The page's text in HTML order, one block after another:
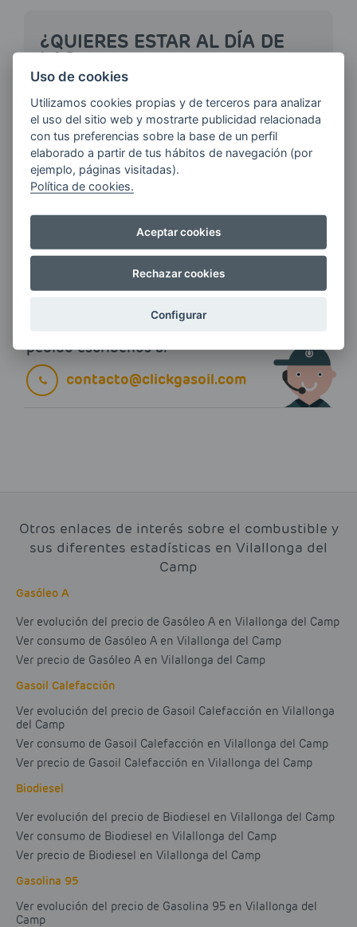
¿QUIERES ESTAR AL DÍA DE
LAS
ÚLTIMAS NOVEDADES?
E-MAIL
Más información
Si tienes alguna duda durante el
pedido escríbenos a:
contacto@clickgasoil.com
Otros enlaces de interés sobre el combustible y
sus diferentes estadísticas en Vilallonga del
Camp
Gasóleo A
Ver evolución del precio de Gasóleo A en Vilallonga del Camp
Ver consumo de Gasóleo A en Vilallonga del Camp
Ver precio de Gasóleo A en Vilallonga del Camp
Gasoil Calefacción
Ver evolución del precio de Gasoil Calefacción en Vilallonga
del Camp
Ver consumo de Gasoil Calefacción en Vilallonga del Camp
Ver precio de Gasoil Calefacción en Vilallonga del Camp
Biodiesel
Ver evolución del precio de Biodiesel en Vilallonga del Camp
Ver consumo de Biodiesel en Vilallonga del Camp
Ver precio de Biodiesel en Vilallonga del Camp
Gasolina 95
Ver evolución del precio de Gasolina 95 en Vilallonga del
Camp
Uso de cookies
Utilizamos cookies propias y de terceros para analizar
el uso del sitio web y mostrarte publicidad relacionada
con tus preferencias sobre la base de un perfil
elaborado a partir de tus hábitos de navegación (por
ejemplo, páginas visitadas).
Política de cookies.
Aceptar cookies
Rechazar cookies
Configurar